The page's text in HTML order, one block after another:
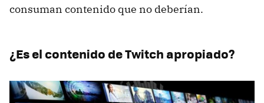
consuman contenido que no deberían.
¿Es el contenido de Twitch apropiado?